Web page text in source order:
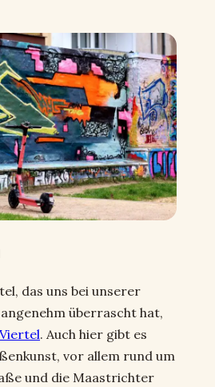
das uns bei unserer
überrascht hat,
. Auch hier gibt es
vor allem rund um
und die Maastrichter